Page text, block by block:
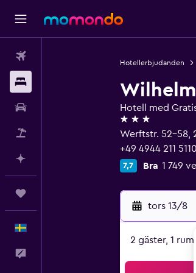
Hotellerbjudanden
Hotell med
3 stjärnor
Werftstr. 52-58,
+49 4944 211 5110
7,7 Bra 1 749
tors 13/8
2 gäster, 1 rum